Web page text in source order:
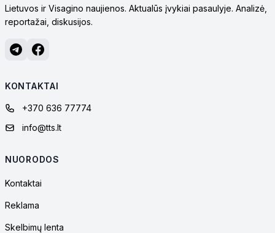
Lietuvos ir Visagino naujienos. Aktualūs įvykiai pasaulyje. Analizė,
reportažai, diskusijos.
KONTAKTAI
+370 636 77774
info@tts.lt
NUORODOS
Kontaktai
Reklama
Skelbimų lenta